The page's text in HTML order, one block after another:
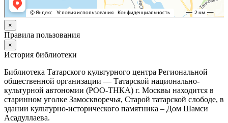
×
Правила пользования
×
История библиотеки
Библиотека Татарского культурного центра Региональной
общественной организации — Татарской национально-
культурной автономии (РОО-ТНКА) г. Москвы находится в
старинном уголке Замоскворечья, Старой татарской слободе, в
здании культурно-исторического памятника – Дом Шамси
Асадуллаева.